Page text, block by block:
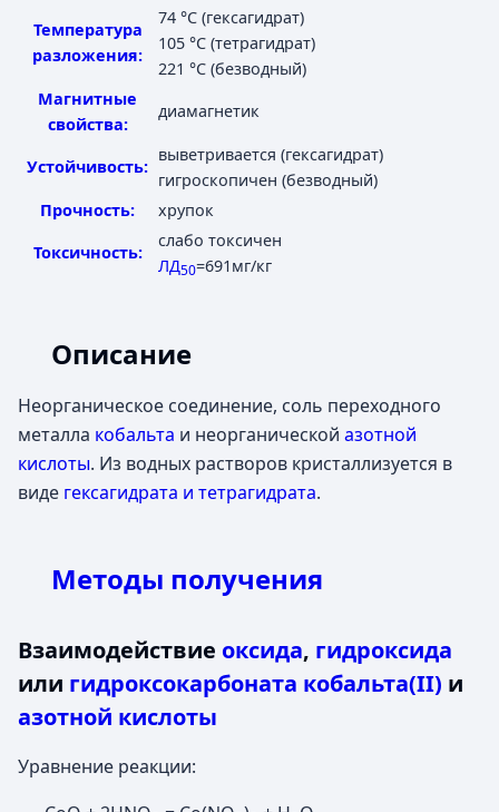
Температура
разложения:
74 °C (гексагидрат)
105 °C (тетрагидрат)
221 °C (безводный)
Магнитные
свойства:
диамагнетик
Устойчивость:
выветривается (гексагидрат)
гигроскопичен (безводный)
Прочность:
хрупок
Токсичность:
слабо токсичен
ЛД50=691мг/кг
Описание
Неорганическое соединение, соль переходного
металла кобальта и неорганической азотной
кислоты. Из водных растворов кристаллизуется в
виде гексагидрата и тетрагидрата.
Методы получения
Взаимодействие оксида, гидроксида
или гидроксокарбоната кобальта(II) и
азотной кислоты
Уравнение реакции: